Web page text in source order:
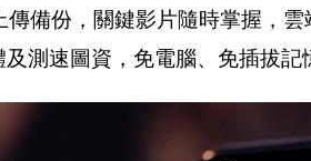
備份，關鍵影片隨時掌握，
測速圖資，免電腦、免插拔記